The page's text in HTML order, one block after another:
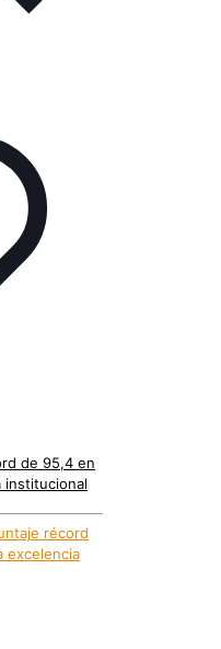
de 95,4 en
institucional
récord
excelencia